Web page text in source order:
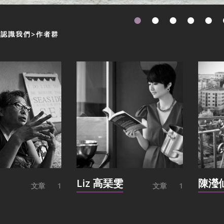
認識我們 作者群
文章 1 Liz 高琹雯 文章 1 陳瀅